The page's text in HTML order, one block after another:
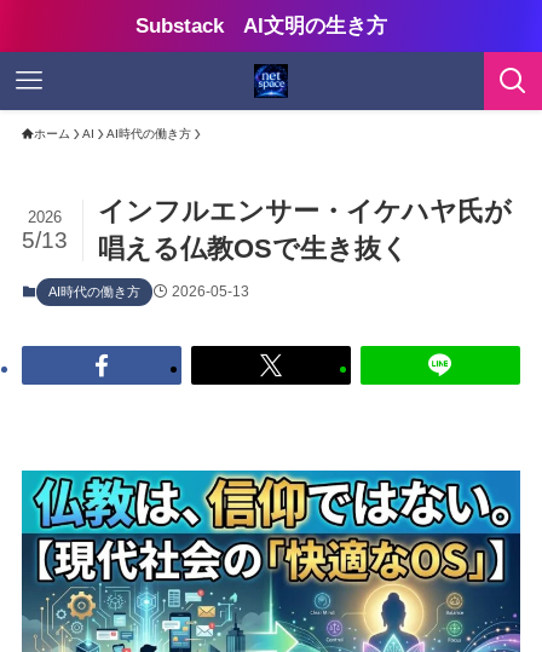
Substack AI文明の生き方
ホーム AI AI時代の働き方
インフルエンサー・イケハヤ氏が
唱える仏教OSで生き抜く
2026
5/13
AI時代の働き方 2026-05-13